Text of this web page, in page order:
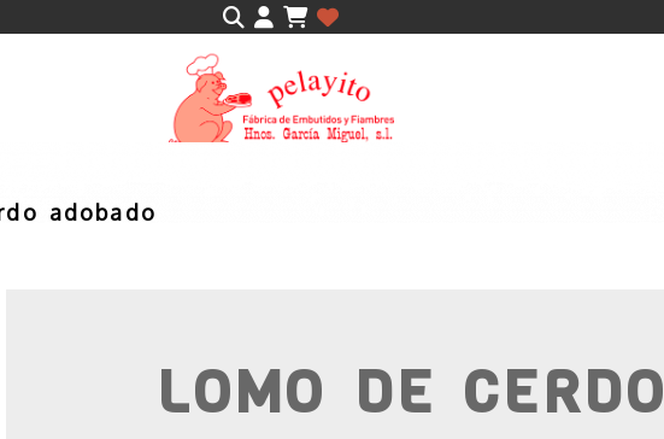
Identifícate
AHUMADOS
adobado
LOMO DE CERDO